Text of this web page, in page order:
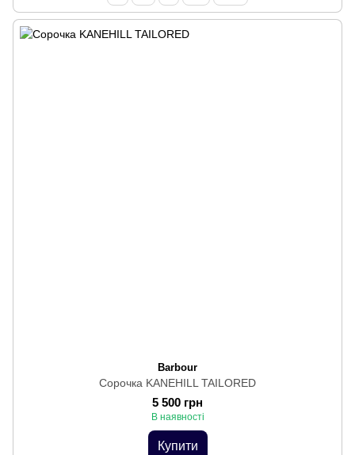
Barbour
Сорочка KANEHILL TAILORED
5 500 грн
В наявності
Купити